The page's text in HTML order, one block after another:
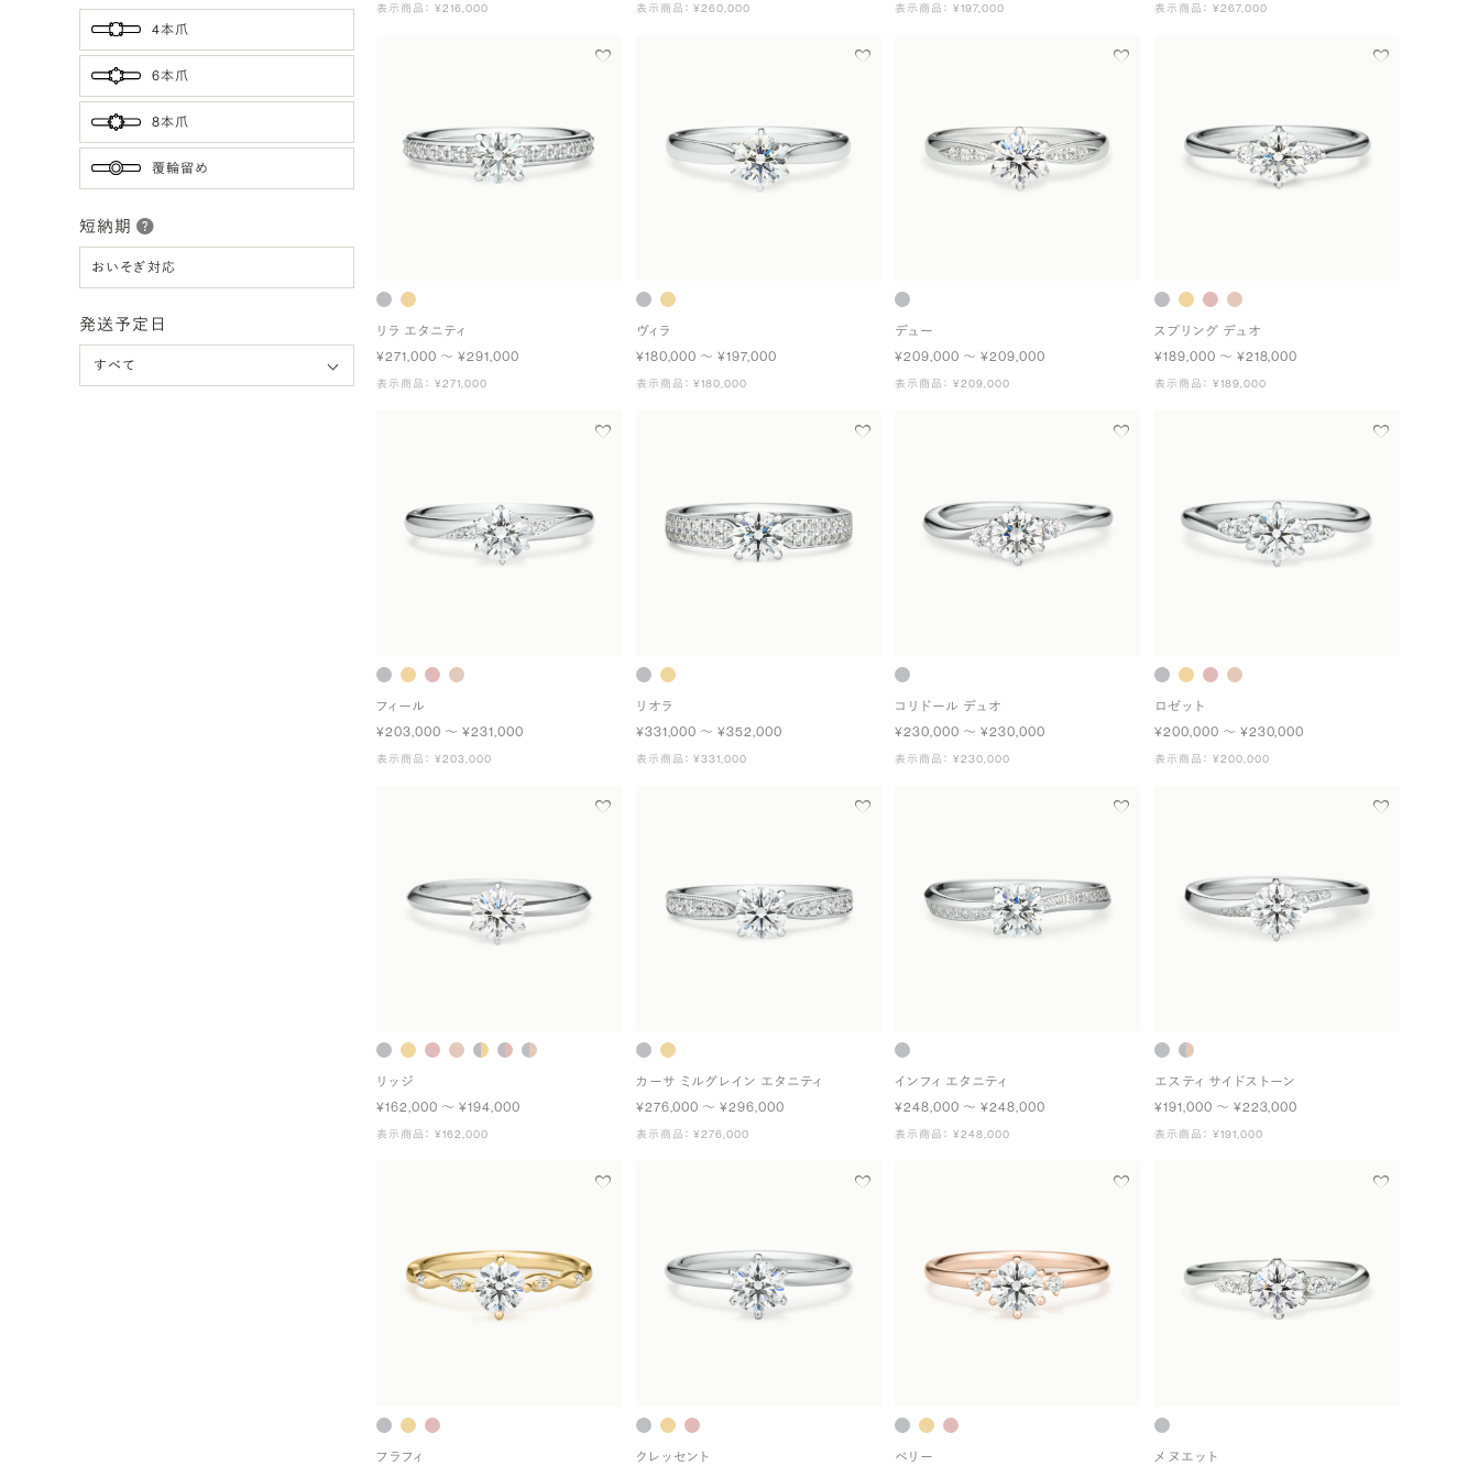
4本爪
6本爪
8本爪
覆輪留め
短納期
おいそぎ対応
発送予定日
表示商品： ¥216,000 表示商品： ¥260,000 表示商品： ¥197,000 表示商品： ¥267,000
リラ エタニティ
¥271,000 〜 ¥291,000
表示商品： ¥271,000
ヴィラ
¥180,000 〜 ¥197,000
表示商品： ¥180,000
デュー
¥209,000 〜 ¥209,000
表示商品： ¥209,000
スプリング デュオ
¥189,000 〜 ¥218,000
表示商品： ¥189,000
フィール
¥203,000 〜 ¥231,000
表示商品： ¥203,000
リオラ
¥331,000 〜 ¥352,000
表示商品： ¥331,000
コリドール デュオ
¥230,000 〜 ¥230,000
表示商品： ¥230,000
ロゼット
¥200,000 〜 ¥230,000
表示商品： ¥200,000
リッジ
¥162,000 〜 ¥194,000
表示商品： ¥162,000
カーサ ミルグレイン エタニティ
¥276,000 〜 ¥296,000
表示商品： ¥276,000
インフィ エタニティ
¥248,000 〜 ¥248,000
表示商品： ¥248,000
エスティ サイドストーン
¥191,000 〜 ¥223,000
表示商品： ¥191,000
フラフィ クレッセント ベリー メヌエット